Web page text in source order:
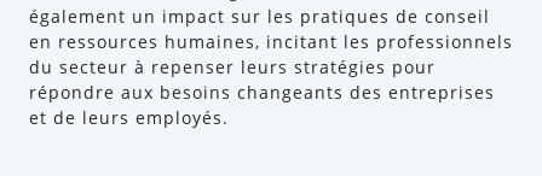
également un impact sur les pratiques de conseil
en ressources humaines, incitant les professionnels
du secteur à repenser leurs stratégies pour
répondre aux besoins changeants des entreprises
et de leurs employés.